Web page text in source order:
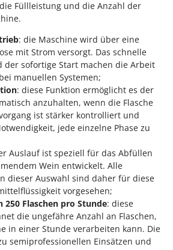
Traktoren
für Traktoren
Aufsitzmäher
Kantenschneider
Füllleistung und die Anzahl der
: die Maschine wird über eine
mit Strom versorgt. Das schnelle
der sofortige Start machen die Arbeit
manuellen Systemen;
: diese Funktion ermöglicht es der
anzuhalten, wenn die Flasche
ist stärker kontrolliert und
jede einzelne Phase zu
Auslauf ist speziell für das Abfüllen
Wein entwickelt. Alle
dieser Auswahl sind daher für diese
vorgesehen;
250 Flaschen pro Stunde: diese
die ungefähre Anzahl an Flaschen,
in einer Stunde verarbeiten kann. Die
semiprofessionellen Einsätzen und